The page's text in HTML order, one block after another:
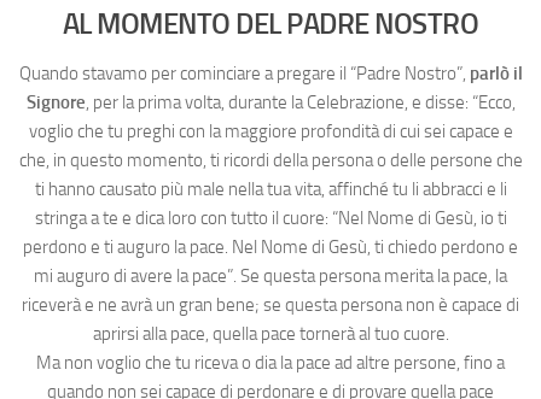
AL MOMENTO DEL PADRE NOSTRO
Quando stavamo per cominciare a pregare il “Padre Nostro”, parlò il
Signore, per la prima volta, durante la Celebrazione, e disse: “Ecco,
voglio che tu preghi con la maggiore profondità di cui sei capace e
che, in questo momento, ti ricordi della persona o delle persone che
ti hanno causato più male nella tua vita, affinché tu li abbracci e li
stringa a te e dica loro con tutto il cuore: “Nel Nome di Gesù, io ti
perdono e ti auguro la pace. Nel Nome di Gesù, ti chiedo perdono e
mi auguro di avere la pace”. Se questa persona merita la pace, la
riceverà e ne avrà un gran bene; se questa persona non è capace di
aprirsi alla pace, quella pace tornerà al tuo cuore.
Ma non voglio che tu riceva o dia la pace ad altre persone, fino a
quando non sei capace di perdonare e di provare quella pace